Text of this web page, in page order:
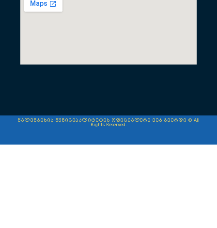
წალენჯიხის მუნიციპალიტეტის ოფიციალური ვებ.გვერდი © All
Rights Reserved.